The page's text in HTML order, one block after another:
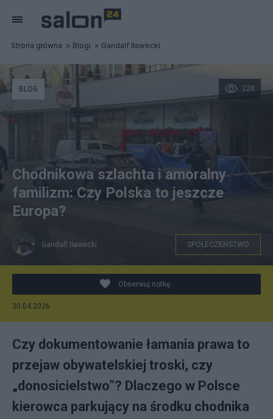
Strona główna Blogi Gandalf Iławecki
expressilustrowany.pl
228
BLOG
Chodnikowa szlachta i amoralny
familizm: Czy Polska to jeszcze
Europa?
Gandalf Iławecki SPOŁECZEŃSTWO
Obserwuj notkę
30.04.2026
Czy dokumentowanie łamania prawa to
przejaw obywatelskiej troski, czy
„donosicielstwo”? Dlaczego w Polsce
kierowca parkujący na środku chodnika